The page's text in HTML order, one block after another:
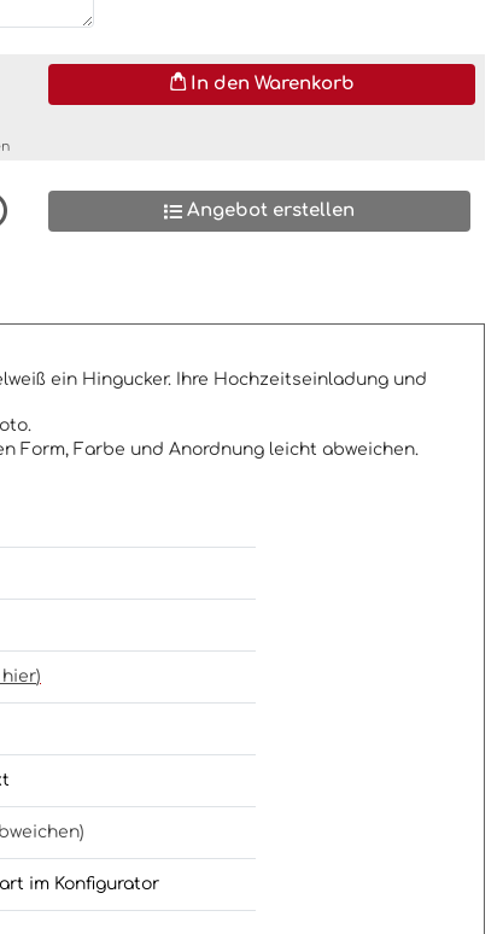
In den Warenkorb
Angebot erstellen
ein Hingucker. Ihre Hochzeitseinladung und
Form, Farbe und Anordnung leicht abweichen.
hier)
im Konfigurator